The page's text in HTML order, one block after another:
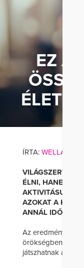
EZ A
ÍRTA: WELLANDFIT
VILÁGSZERTE
ÉLNI, HANEM
AKTIVITÁSUKAT
AZOKAT A
ANNÁL IDŐSEBB
Az eredmények
örökségben rejlik.
játszhatnak